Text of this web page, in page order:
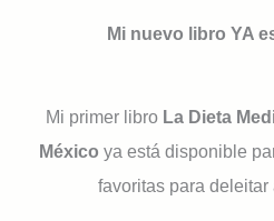
Mi nuevo libro YA
Mi primer libro La Dieta
México ya está disponible
favoritas para deleitar